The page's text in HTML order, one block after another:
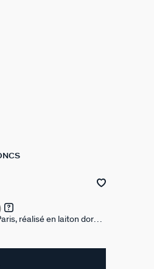
réalisé en laiton doré à